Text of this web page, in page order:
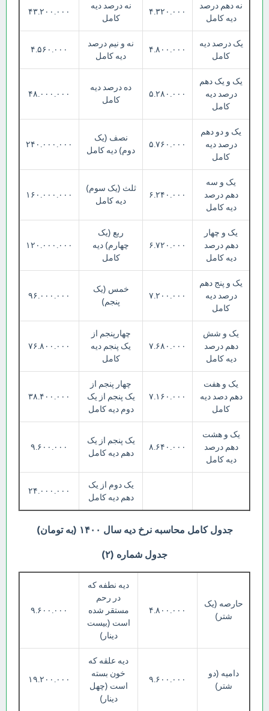
نه دهم درصد
دیه کامل
۴.۳۲۰.۰۰۰
نه درصد دیه
کامل
۴۳.۲۰۰.۰۰۰
یک درصد دیه
کامل
۴.۸۰۰.۰۰۰
نه و نیم درصد
دیه کامل
۴.۵۶۰.۰۰۰
یک و یک دهم
درصد دیه
کامل
۵.۲۸۰.۰۰۰
ده درصد دیه
کامل
۴۸.۰۰۰.۰۰۰
یک و دو دهم
درصد دیه
کامل
۵.۷۶۰.۰۰۰
نصف (یک
دوم) دیه کامل
۲۴۰.۰۰۰.۰۰۰
یک و سه
دهم درصد
دیه کامل
۶.۲۴۰.۰۰۰
ثلث (یک سوم)
دیه کامل
۱۶۰.۰۰۰.۰۰۰
یک و چهار
دهم درصد
دیه کامل
۶.۷۲۰.۰۰۰
ربع (یک
چهارم) دیه
کامل
۱۲۰.۰۰۰.۰۰۰
یک و پنج دهم
درصد دیه
کامل
۷.۲۰۰.۰۰۰
خمس (یک
پنجم)
۹۶.۰۰۰.۰۰۰
یک و شش
دهم درصد
دیه کامل
۷.۶۸۰.۰۰۰
چهارپنجم از
یک پنجم دیه
کامل
۷۶.۸۰۰.۰۰۰
یک و هفت
دهم دصد دیه
کامل
۷.۱۶۰.۰۰۰
چهار پنجم از
یک پنجم از یک
دوم دیه کامل
۳۸.۴۰۰.۰۰۰
یک و هشت
دهم درصد
دیه کامل
۸.۶۴۰.۰۰۰
یک پنجم از یک
دهم دیه کامل
۹.۶۰۰.۰۰۰
یک دوم از یک
دهم دیه کامل
۲۴.۰۰۰.۰۰۰
جدول کامل محاسبه نرخ دیه سال ۱۴۰۰ (به تومان)
جدول شماره (۲)
حارصه (یک
شتر)
۴.۸۰۰.۰۰۰
دیه نطفه که
در رحم
مستقر شده
است (بیست
دینار)
۹.۶۰۰.۰۰۰
دامیه (دو
شتر)
۹.۶۰۰.۰۰۰
دیه علقه که
خون بسته
است (چهل
دینار)
۱۹.۲۰۰.۰۰۰